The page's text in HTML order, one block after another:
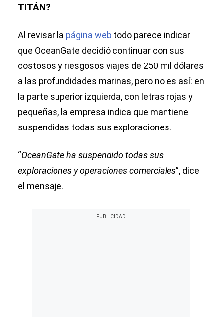
TITÁN?
Al revisar la página web todo parece indicar
que OceanGate decidió continuar con sus
costosos y riesgosos viajes de 250 mil dólares
a las profundidades marinas, pero no es así: en
la parte superior izquierda, con letras rojas y
pequeñas, la empresa indica que mantiene
suspendidas todas sus exploraciones.
“OceanGate ha suspendido todas sus
exploraciones y operaciones comerciales”, dice
el mensaje.